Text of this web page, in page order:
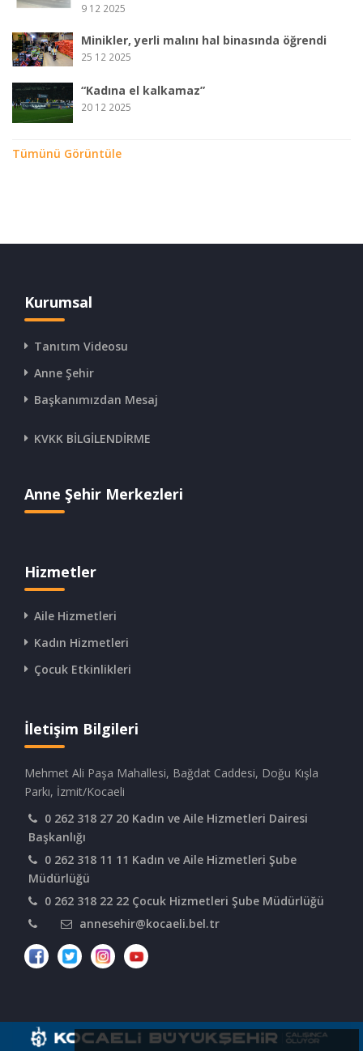
9 12 2025
Minikler, yerli malını hal binasında öğrendi
25 12 2025
“Kadına el kalkamaz”
20 12 2025
Tümünü Görüntüle
Kurumsal
Tanıtım Videosu
Anne Şehir
Başkanımızdan Mesaj
KVKK BİLGİLENDİRME
Anne Şehir Merkezleri
Hizmetler
Aile Hizmetleri
Kadın Hizmetleri
Çocuk Etkinlikleri
İletişim Bilgileri
Mehmet Ali Paşa Mahallesi, Bağdat Caddesi, Doğu Kışla
Parkı, İzmit/Kocaeli
0 262 318 27 20 Kadın ve Aile Hizmetleri Dairesi
Başkanlığı
0 262 318 11 11 Kadın ve Aile Hizmetleri Şube
Müdürlüğü
0 262 318 22 22 Çocuk Hizmetleri Şube Müdürlüğü
annesehir@kocaeli.bel.tr